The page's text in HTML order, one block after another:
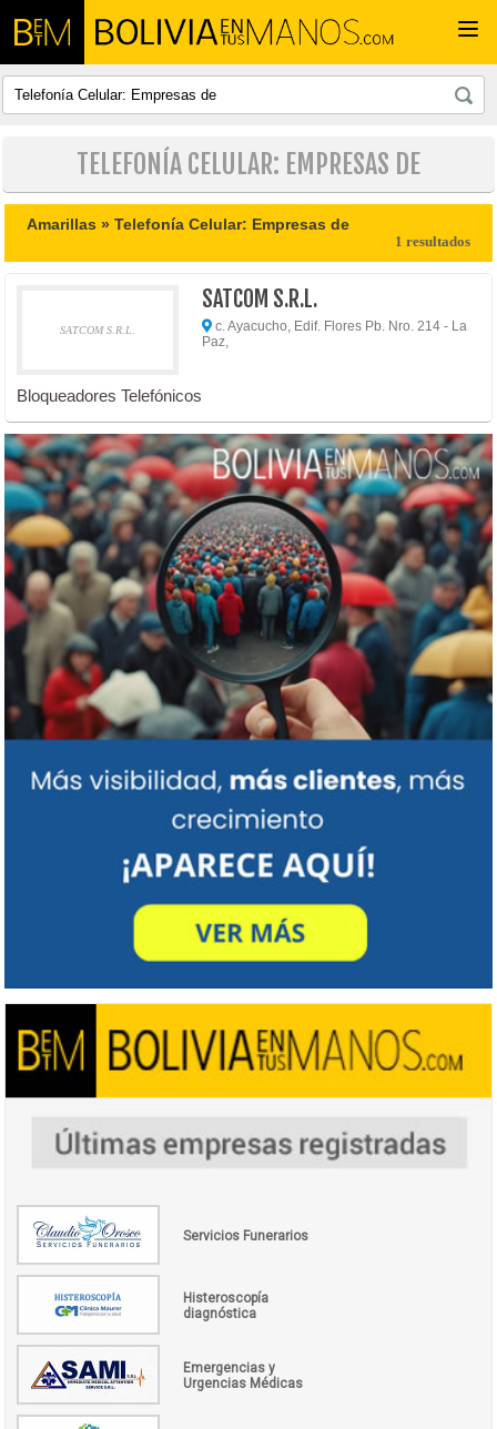
TELEFONÍA CELULAR: EMPRESAS DE
Amarillas »Telefonía Celular: Empresas de
1 resultados
SATCOM S.R.L.
SATCOM S.R.L.
c. Ayacucho, Edif. Flores Pb. Nro. 214 - La
Paz,
Bloqueadores Telefónicos
Servicios Funerarios
Histeroscopía
diagnóstica
Emergencias y
Urgencias Médicas